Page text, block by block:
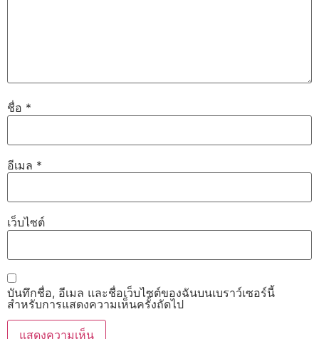
ชื่อ *
อีเมล *
เว็บไซต์
บันทึกชื่อ, อีเมล และชื่อเว็บไซต์ของฉันบนเบราว์เซอร์นี้
สำหรับการแสดงความเห็นครั้งถัดไป